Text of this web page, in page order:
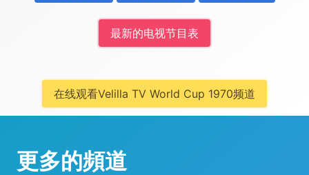
最新的电视节目表
在线观看Velilla TV World Cup 1970频道
更多的頻道